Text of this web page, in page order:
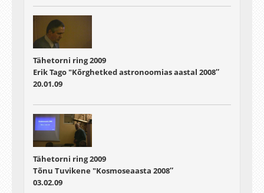
Tähetorni ring 2009
Erik Tago "Kõrghetked astronoomias aastal 2008″
20.01.09
Tähetorni ring 2009
Tõnu Tuvikene "Kosmoseaasta 2008″
03.02.09